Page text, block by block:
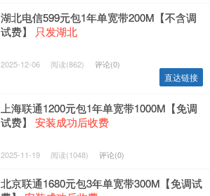
湖北电信599元包1年单宽带200M【不含调
试费】 只发湖北
2025-12-06 阅读(862) 评论(0)
直达链接
上海联通1200元包1年单宽带1000M【免调
试费】 安装成功后收费
2025-11-19 阅读(1048) 评论(0)
北京联通1680元包3年单宽带300M【免调试